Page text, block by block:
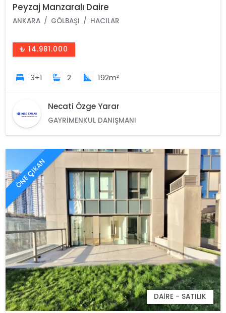
Peyzaj Manzaralı Daire
ANKARA GÖLBAŞI HACILAR
₺ 14.981.000
3+1 2 192m²
Necati Özge Yarar
GAYRIMENKUL DANIŞMANI
ÖNE ÇIKAN
DAIRE - SATILIK